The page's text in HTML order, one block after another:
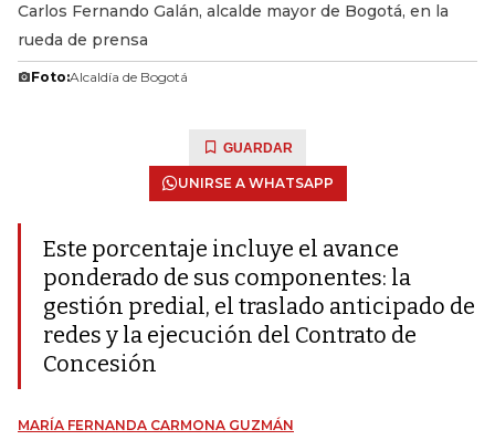
Carlos Fernando Galán, alcalde mayor de Bogotá, en la
rueda de prensa
Foto:Alcaldía de Bogotá
GUARDAR
UNIRSE A WHATSAPP
Este porcentaje incluye el avance
ponderado de sus componentes: la
gestión predial, el traslado anticipado de
redes y la ejecución del Contrato de
Concesión
MARÍA FERNANDA CARMONA GUZMÁN